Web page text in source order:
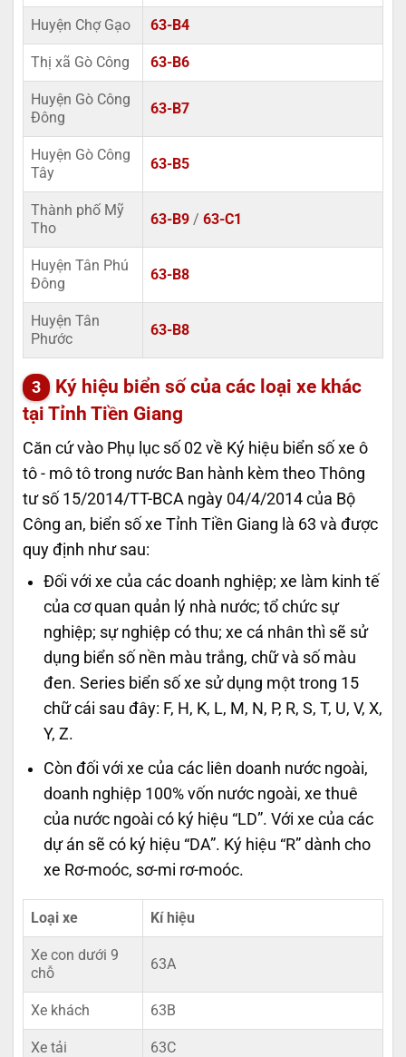
Huyện Chợ Gạo 63-B4
Thị xã Gò Công 63-B6
Huyện Gò Công
Đông
63-B7
Huyện Gò Công
Tây
63-B5
Thành phố Mỹ
Tho
63-B9 / 63-C1
Huyện Tân Phú
Đông
63-B8
Huyện Tân
Phước
63-B8
Ký hiệu biển số của các loại xe khác
tại Tỉnh Tiền Giang
Căn cứ vào Phụ lục số 02 về Ký hiệu biển số xe ô
tô - mô tô trong nước Ban hành kèm theo Thông
tư số 15/2014/TT-BCA ngày 04/4/2014 của Bộ
Công an, biển số xe Tỉnh Tiền Giang là 63 và được
quy định như sau:
Đối với xe của các doanh nghiệp; xe làm kinh tế
của cơ quan quản lý nhà nước; tổ chức sự
nghiệp; sự nghiệp có thu; xe cá nhân thì sẽ sử
dụng biển số nền màu trắng, chữ và số màu
đen. Series biển số xe sử dụng một trong 15
chữ cái sau đây: F, H, K, L, M, N, P, R, S, T, U, V, X,
Y, Z.
Còn đối với xe của các liên doanh nước ngoài,
doanh nghiệp 100% vốn nước ngoài, xe thuê
của nước ngoài có ký hiệu “LD”. Với xe của các
dự án sẽ có ký hiệu “DA”. Ký hiệu “R” dành cho
xe Rơ-moóc, sơ-mi rơ-moóc.
Loại xe Kí hiệu
Xe con dưới 9
chỗ
63A
Xe khách 63B
Xe tải 63C